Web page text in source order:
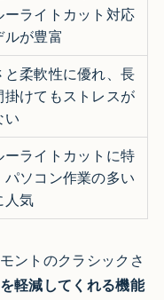
ーライトカット対応
ルが豊富
と柔軟性に優れ、長
掛けてもストレスが
い
ーライトカットに特
パソコン作業の多い
人気
ントのクラシックさ
軽減してくれる機能